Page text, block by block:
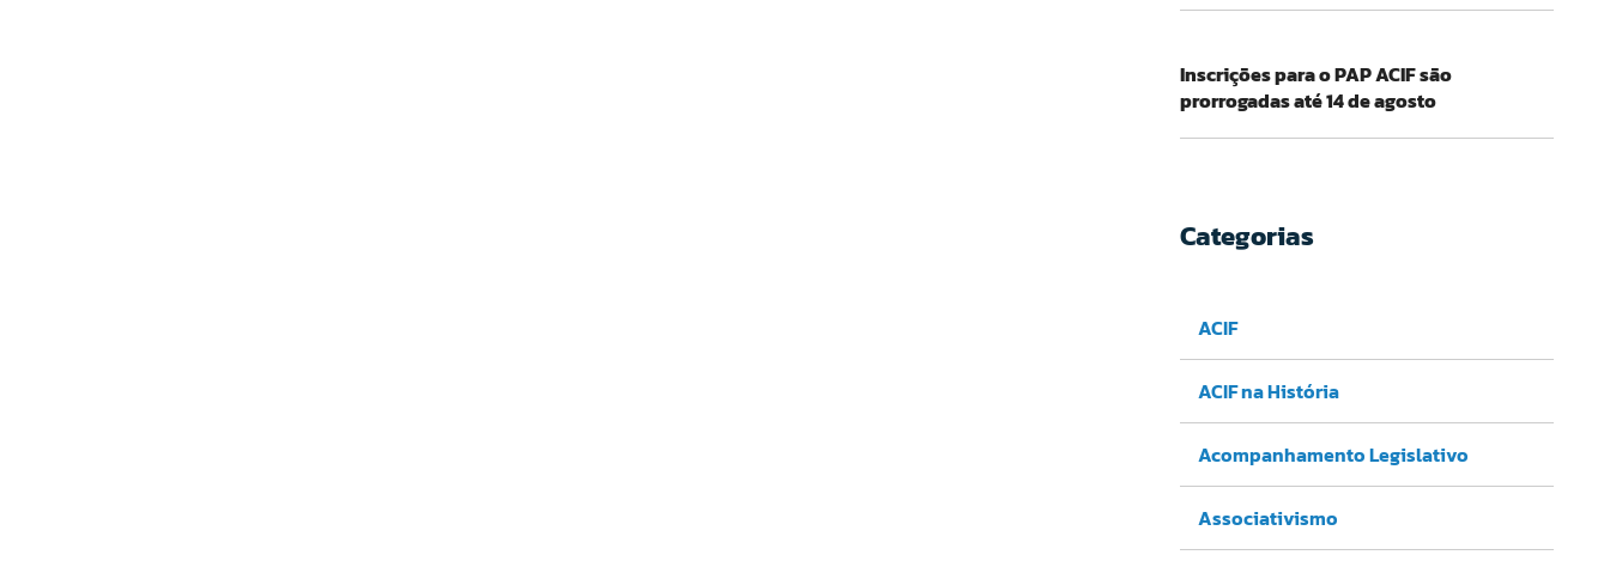
Inscrições para o PAP ACIF são
prorrogadas até 14 de agosto
Categorias
ACIF
ACIF na História
Acompanhamento Legislativo
Associativismo